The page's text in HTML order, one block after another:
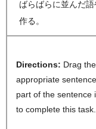
ばらばらに並んだ
作る。
Directions: Drag
appropriate
part of the sentence
to complete this task.